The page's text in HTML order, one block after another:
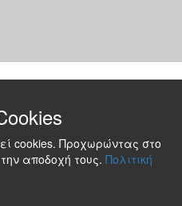
cookies. Προχωρώντας στο
αποδοχή τους. Πολιτική